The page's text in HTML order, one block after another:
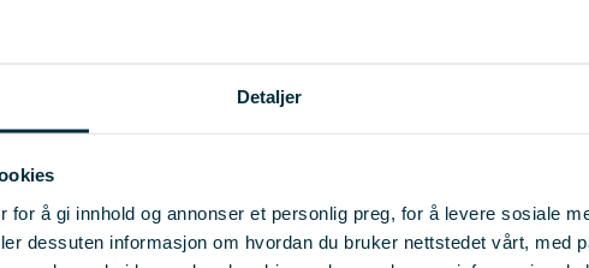
Detaljer
for å gi innhold og annonser et personlig preg, for å levere sosiale
dessuten informasjon om hvordan du bruker nettstedet vårt, med
og
klippfisk inntil 3 kg
pakkelinjer, som kan